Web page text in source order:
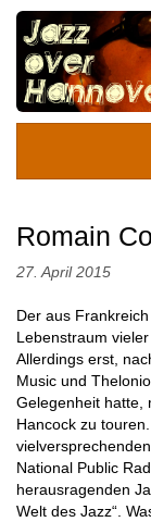
Romain
27. April 2015
Der aus
Lebenstraum
Allerdings erst,
Music und
Gelegenheit hatte,
Hancock zu
National Public
herausragenden
Welt des Jazz“.